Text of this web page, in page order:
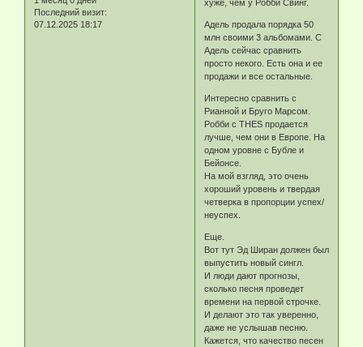
Последний визит:
07.12.2025 18:17
хуже, чем у Робби Свинг.
Адель продала порядка 50
млн своими 3 альбомами. С
Адель сейчас сравнить
просто некого. Есть она и ее
продажи и все остальные.
Интересно сравнить с
Рианной и Бруго Марсом.
Робби с THES продается
лучше, чем они в Европе. На
одном уровне с Бубле и
Бейонсе.
На мой взгляд, это очень
хороший уровень и твердая
четверка в пропорции успех/
неуспех.
Еще.
Вот тут Эд Ширан должен был
выпустить новый сингл.
И люди дают прогнозы,
сколько песня проведет
времени на первой строчке.
И делают это так уверенно,
даже не услышав песню.
Кажется, что качество песен